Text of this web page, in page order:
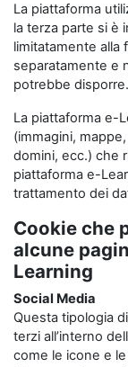
La piattaforma
la terza parte si è
limitatamente alla
separatamente e
potrebbe disporre.
La piattaforma e-
(immagini,
domini, ecc.) che
piattaforma e-
trattamento dei
Cookie che
alcune
Learning
Social Media
Questa tipologia
terzi all’interno
come le icone e